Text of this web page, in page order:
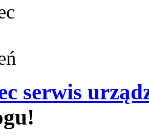
serwis